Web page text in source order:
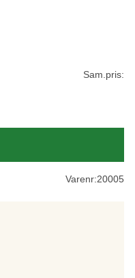
Sam.pris:
Varenr:20005